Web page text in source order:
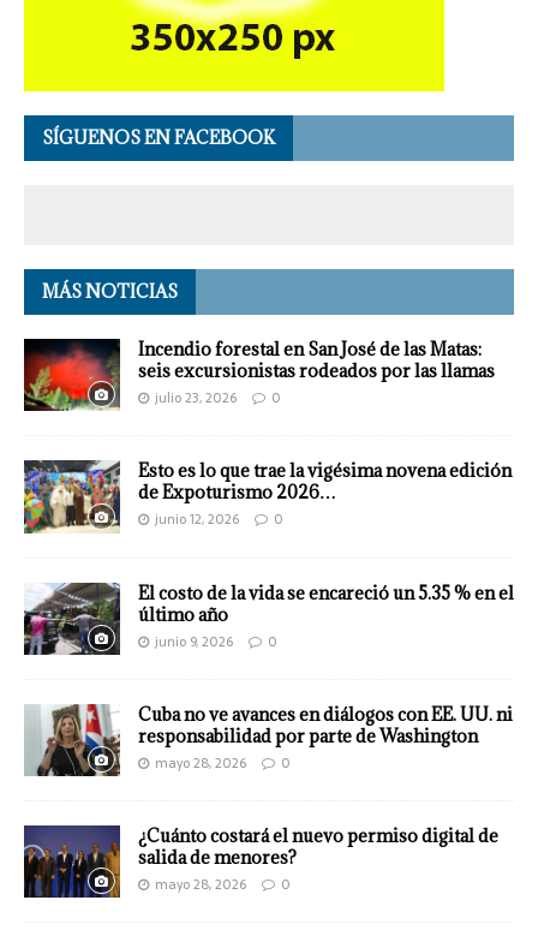
SÍGUENOS EN FACEBOOK
MÁS NOTICIAS
Incendio forestal en San José de las Matas:
seis excursionistas rodeados por las llamas
julio 23, 2026 0
Esto es lo que trae la vigésima novena edición
de Expoturismo 2026…
junio 12, 2026 0
El costo de la vida se encareció un 5.35 % en el
último año
junio 9, 2026 0
Cuba no ve avances en diálogos con EE. UU. ni
responsabilidad por parte de Washington
mayo 28, 2026 0
¿Cuánto costará el nuevo permiso digital de
salida de menores?
mayo 28, 2026 0